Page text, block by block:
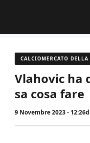
contenuto
CALCIOMERCATO DELLA
Vlahovic ha
sa cosa fare
9 Novembre 2023 - 12:26